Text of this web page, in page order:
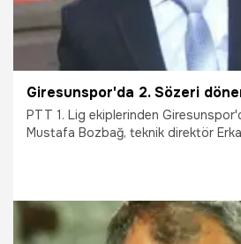
Giresunspor'da 2. Sözeri
PTT 1. Lig ekiplerinden
Mustafa Bozbağ, teknik direktör